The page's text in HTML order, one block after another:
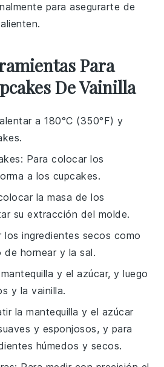
para asegurarte de
Para
De Vainilla
a 180°C (350°F) y
: Para colocar los
a los cupcakes.
la masa de los
su extracción del molde.
los ingredientes secos como
de hornear y la sal.
y el azúcar, y luego
y la vainilla.
la mantequilla y el azúcar
y esponjosos, y para
húmedos y secos.